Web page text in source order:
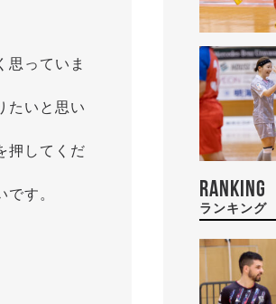
思っていま
たいと思い
押してくだ
す。
RANKING
ランキング